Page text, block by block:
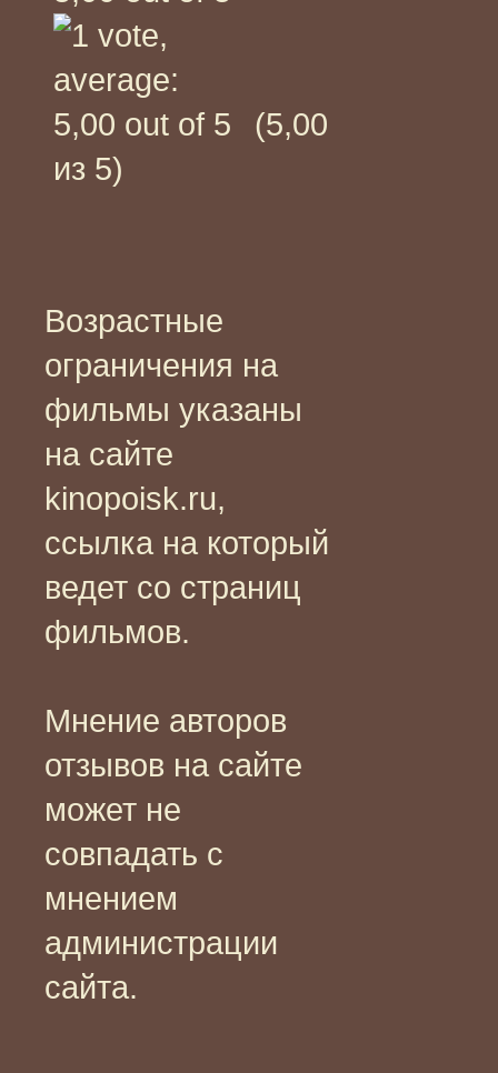
(5,00
из 5)
Возрастные
ограничения на
фильмы указаны
на сайте
kinopoisk.ru,
ссылка на который
ведет со страниц
фильмов.
Мнение авторов
отзывов на сайте
может не
совпадать с
мнением
администрации
сайта.